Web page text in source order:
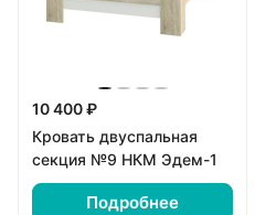
10 400 ₽
Кровать двуспальная
секция №9 НКМ Эдем-1
Подробнее